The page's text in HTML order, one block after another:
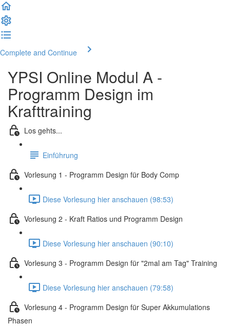
Complete and Continue
YPSI Online Modul A -
Programm Design im
Krafttraining
Los gehts...
Einführung
Vorlesung 1 - Programm Design für Body Comp
Diese Vorlesung hier anschauen (98:53)
Vorlesung 2 - Kraft Ratios und Programm Design
Diese Vorlesung hier anschauen (90:10)
Vorlesung 3 - Programm Design für "2mal am Tag" Training
Diese Vorlesung hier anschauen (79:58)
Vorlesung 4 - Programm Design für Super Akkumulations
Phasen